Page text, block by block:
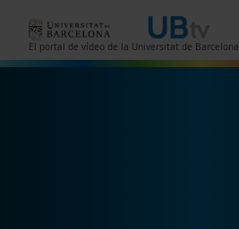
El portal de vídeo de la Universitat de Barcelona